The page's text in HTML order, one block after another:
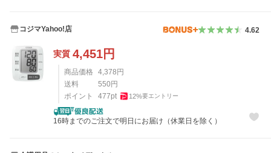
コジマYahoo!店 4.62
実質 4,451円
商品価格 4,378円
送料
550円
ポイント
477pt 12%要エントリー
16時までのご注文で明日にお届け（休業日を除く）